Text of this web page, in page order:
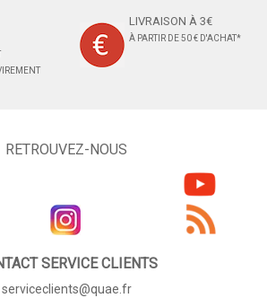
LIVRAISON À 3€
À PARTIR DE 50 € D'ACHAT*
RETROUVEZ-NOUS
SERVICE CLIENTS
serviceclients@quae.fr